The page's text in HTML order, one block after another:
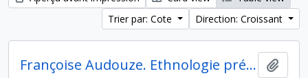
Trier par: Cote
Direction: Croissant
Françoise Audouze. Ethnologie préhistorique